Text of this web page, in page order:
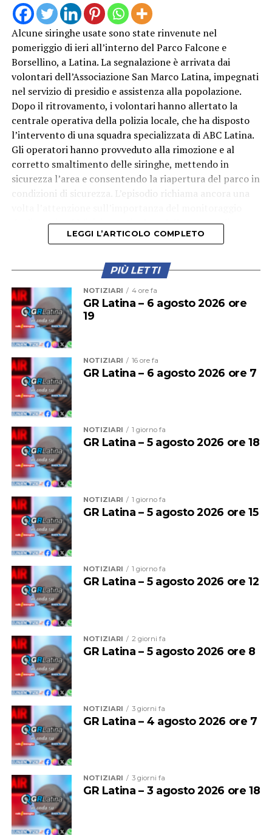
Alcune siringhe usate sono state rinvenute nel
pomeriggio di ieri all’interno del Parco Falcone e
Borsellino, a Latina. La segnalazione è arrivata dai
volontari dell’Associazione San Marco Latina, impegnati
nel servizio di presidio e assistenza alla popolazione.
Dopo il ritrovamento, i volontari hanno allertato la
centrale operativa della polizia locale, che ha disposto
l’intervento di una squadra specializzata di ABC Latina.
Gli operatori hanno provveduto alla rimozione e al
corretto smaltimento delle siringhe, mettendo in
sicurezza l’area e consentendo la riapertura del parco in
condizioni di sicurezza. L’episodio richiama ancora una
degli spazi pubblici, in particolare delle aree verdi
frequentate quotidianamente da famiglie e bambini.
LEGGI L’ARTICOLO COMPLETO
PIÙ LETTI
NOTIZIARI 4 ore fa
GR Latina – 6 agosto 2026 ore
19
NOTIZIARI 16 ore fa
GR Latina – 6 agosto 2026 ore 7
NOTIZIARI 1 giorno fa
GR Latina – 5 agosto 2026 ore 18
NOTIZIARI 1 giorno fa
GR Latina – 5 agosto 2026 ore 15
NOTIZIARI 1 giorno fa
GR Latina – 5 agosto 2026 ore 12
NOTIZIARI 2 giorni fa
GR Latina – 5 agosto 2026 ore 8
NOTIZIARI 3 giorni fa
GR Latina – 4 agosto 2026 ore 7
NOTIZIARI 3 giorni fa
GR Latina – 3 agosto 2026 ore 18